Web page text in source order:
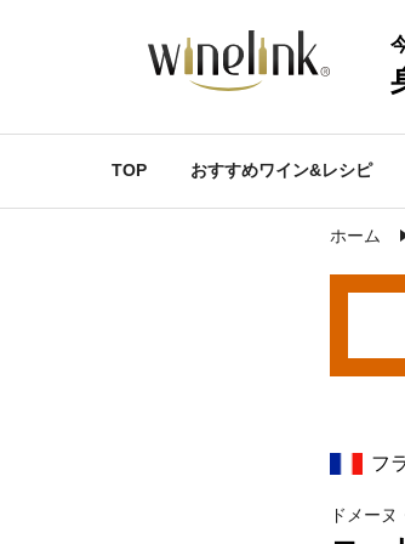
TOP おすすめワイン&レシピ
ホーム
フ
ドメーヌ